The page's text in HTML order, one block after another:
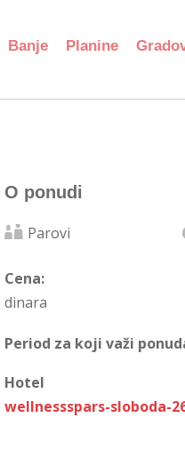
Banje Planine
O ponudi
Parovi
Cena:
dinara
Period za koji važi
Hotel
wellnessspars-sloboda-